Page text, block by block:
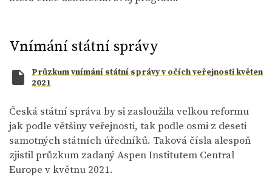
Vnímání státní správy
Průzkum vnímání státní správy v očích veřejnosti květen
2021
Česká státní správa by si zasloužila velkou reformu
jak podle většiny veřejnosti, tak podle osmi z deseti
samotných státních úředníků. Taková čísla alespoň
zjistil průzkum zadaný Aspen Institutem Central
Europe v květnu 2021.